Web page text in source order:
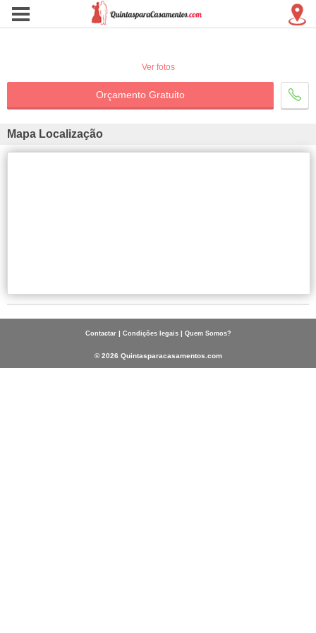
Ver fotos
Orçamento Gratuito
Mapa Localização
Contactar| Condições legais| Quem Somos?
© 2026 Quintasparacasamentos.com